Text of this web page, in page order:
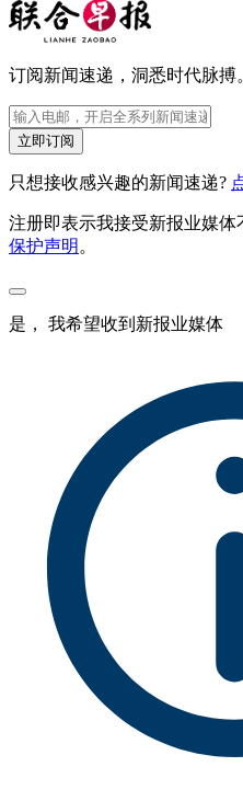
订阅新闻速递，洞悉时代脉搏
立即订阅
只想接收感兴趣的新闻速递?
注册即表示我接受新报业媒体
保护声明 。
是， 我希望收到新报业媒体